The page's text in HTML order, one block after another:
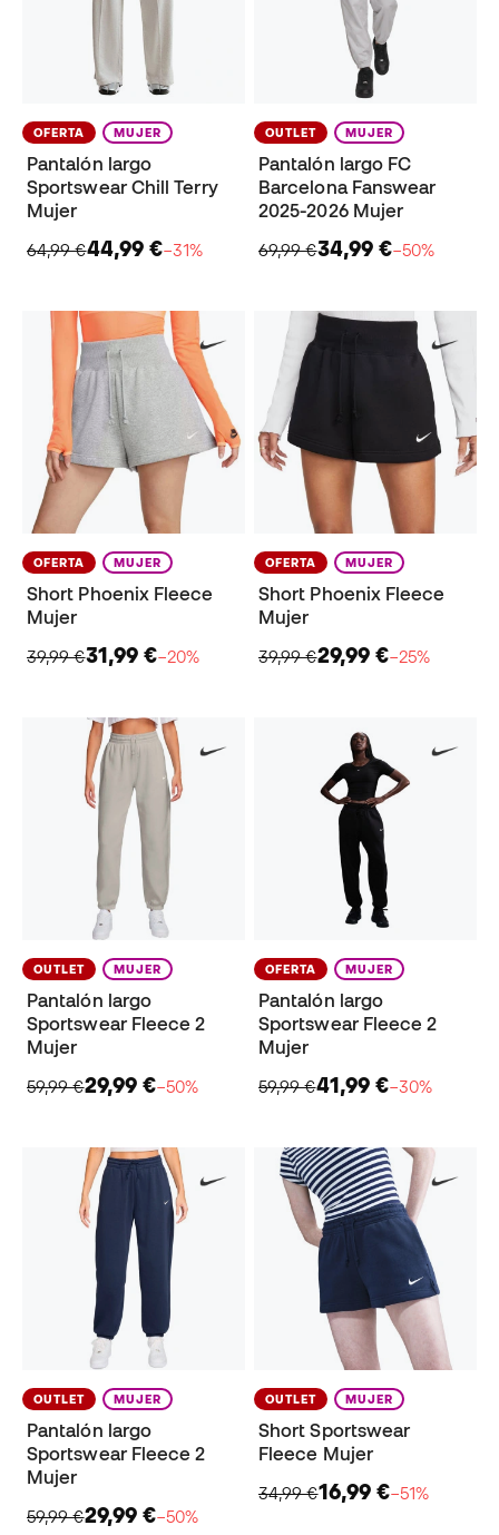
OFERTA MUJER
Pantalón largo
Sportswear Chill Terry
Mujer
64,99 €44,99 €−31%
OUTLET MUJER
Pantalón largo FC
Barcelona Fanswear
2025-2026 Mujer
69,99 €34,99 €−50%
OFERTA MUJER
Short Phoenix Fleece
Mujer
39,99 €31,99 €−20%
OFERTA MUJER
Short Phoenix Fleece
Mujer
39,99 €29,99 €−25%
OUTLET MUJER
Pantalón largo
Sportswear Fleece 2
Mujer
59,99 €29,99 €−50%
OFERTA MUJER
Pantalón largo
Sportswear Fleece 2
Mujer
59,99 €41,99 €−30%
OUTLET MUJER
Pantalón largo
Sportswear Fleece 2
Mujer
59,99 €29,99 €−50%
OUTLET MUJER
Short Sportswear
Fleece Mujer
34,99 €16,99 €−51%